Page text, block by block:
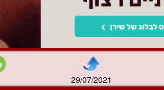
29/07/2021